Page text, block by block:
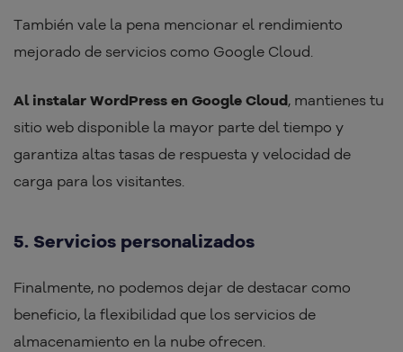
También vale la pena mencionar el rendimiento
mejorado de servicios como Google Cloud.
Al instalar WordPress en Google Cloud, mantienes tu
sitio web disponible la mayor parte del tiempo y
garantiza altas tasas de respuesta y velocidad de
carga para los visitantes.
5. Servicios personalizados
Finalmente, no podemos dejar de destacar como
beneficio, la flexibilidad que los servicios de
almacenamiento en la nube ofrecen.